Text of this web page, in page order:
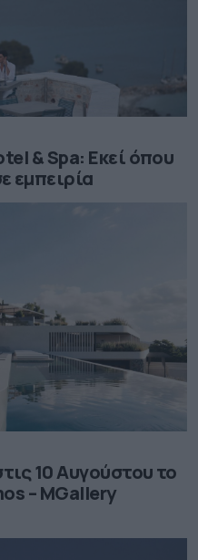
& Spa: Εκεί όπου
εμπειρία
10 Αυγούστου το
– MGallery